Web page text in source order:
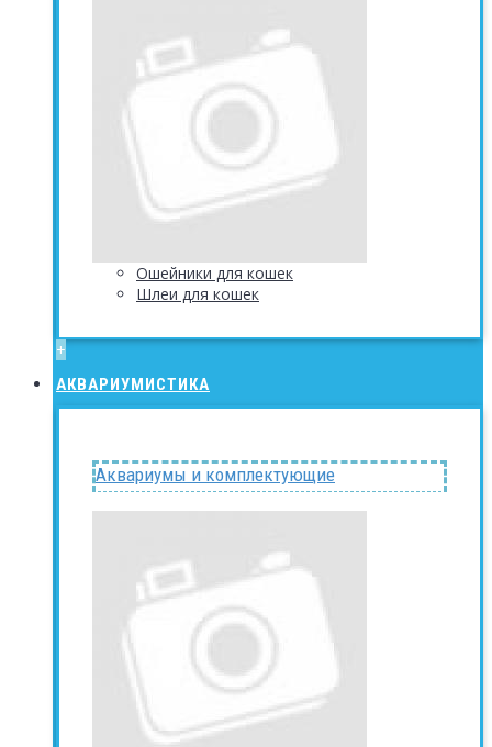
Ошейники для кошек
Шлеи для кошек
+
АКВАРИУМИСТИКА
Аквариумы и комплектующие